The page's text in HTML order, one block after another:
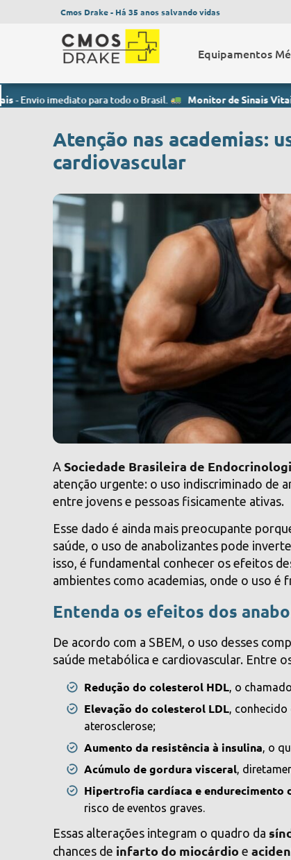
Cmos Drake - Há 35 anos salvando vidas
Equipamentos
para todo o Brasil. Monitor de Sinais Vitais- Envio
Atenção nas academias:
cardiovascular
ASociedade Brasileira de
atenção urgente: o uso indiscriminado de
entre jovens e pessoas fisicamente ativas.
Esse dado é ainda mais preocupante
saúde, o uso de anabolizantes pode
isso, é fundamental conhecer os efeitos
ambientes como academias, onde o uso é
Entenda os efeitos dos
De acordo com a SBEM, o uso desses
saúde metabólica e cardiovascular. Entre
Redução do colesterol HDL, o
Elevação do colesterol LDL, conhecido
aterosclerose;
Aumento da resistência à insulina, o
Acúmulo de gordura visceral,
Hipertrofia cardíaca e endurecimento
risco de eventos graves.
Essas alterações integram o quadro da
chances de infarto do miocárdio e